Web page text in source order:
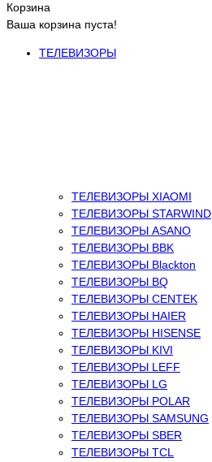
Корзина
Ваша корзина пуста!
ТЕЛЕВИЗОРЫ
ТЕЛЕВИЗОРЫ XIAOMI
ТЕЛЕВИЗОРЫ STARWIND
ТЕЛЕВИЗОРЫ ASANO
ТЕЛЕВИЗОРЫ BBK
ТЕЛЕВИЗОРЫ Blackton
ТЕЛЕВИЗОРЫ BQ
ТЕЛЕВИЗОРЫ CENTEK
ТЕЛЕВИЗОРЫ HAIER
ТЕЛЕВИЗОРЫ HISENSE
ТЕЛЕВИЗОРЫ KIVI
ТЕЛЕВИЗОРЫ LEFF
ТЕЛЕВИЗОРЫ LG
ТЕЛЕВИЗОРЫ POLAR
ТЕЛЕВИЗОРЫ SAMSUNG
ТЕЛЕВИЗОРЫ SBER
ТЕЛЕВИЗОРЫ TCL